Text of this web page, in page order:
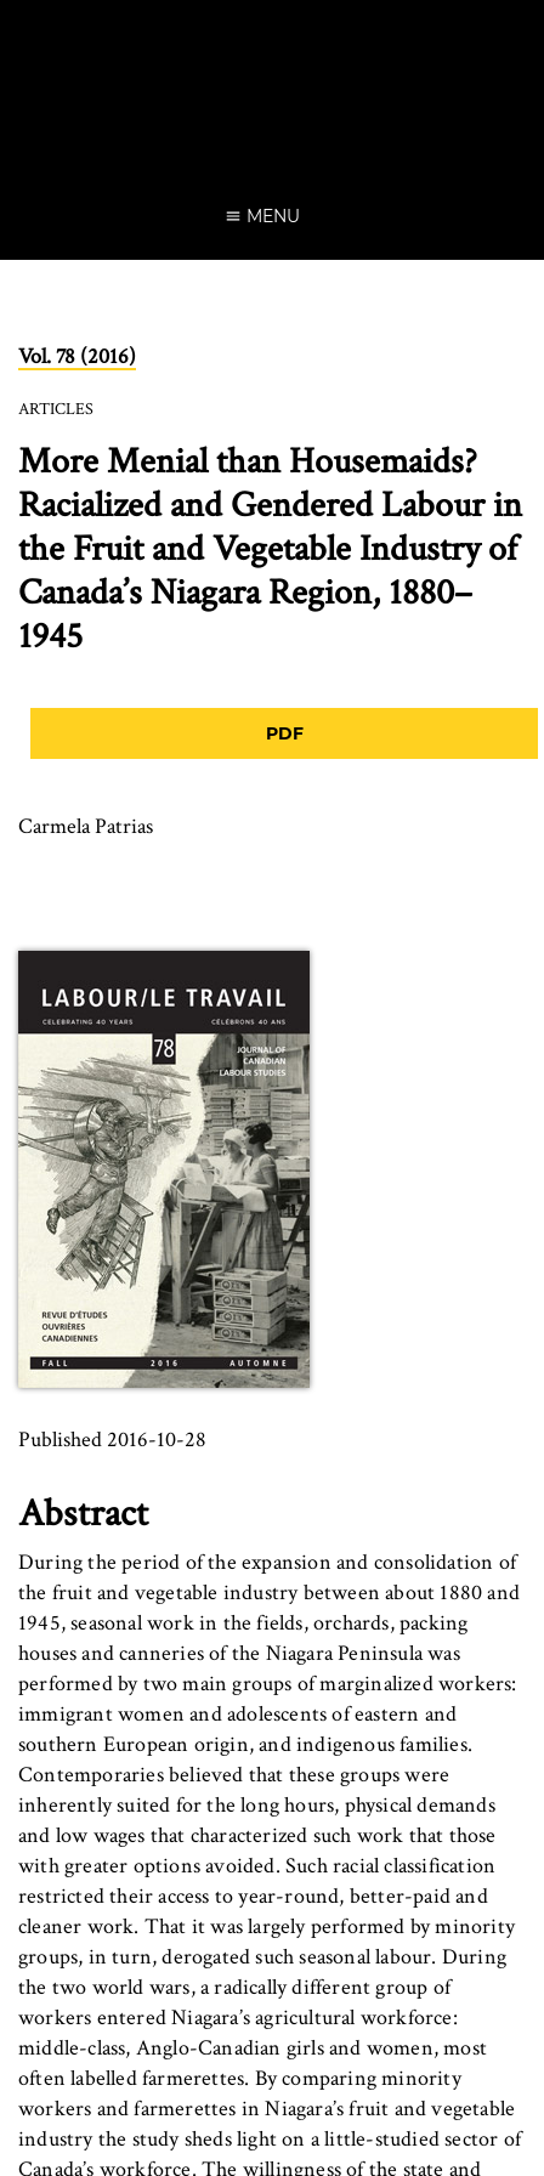
MENU
Vol. 78 (2016)
ARTICLES
More Menial than Housemaids?
Racialized and Gendered Labour in
the Fruit and Vegetable Industry of
Canada’s Niagara Region, 1880–
1945
PDF
Carmela Patrias
Published 2016-10-28
Abstract
During the period of the expansion and consolidation of
the fruit and vegetable industry between about 1880 and
1945, seasonal work in the fields, orchards, packing
houses and canneries of the Niagara Peninsula was
performed by two main groups of marginalized workers:
immigrant women and adolescents of eastern and
southern European origin, and indigenous families.
Contemporaries believed that these groups were
inherently suited for the long hours, physical demands
and low wages that characterized such work that those
with greater options avoided. Such racial classification
restricted their access to year-round, better-paid and
cleaner work. That it was largely performed by minority
groups, in turn, derogated such seasonal labour. During
the two world wars, a radically different group of
workers entered Niagara’s agricultural workforce:
middle-class, Anglo-Canadian girls and women, most
often labelled farmerettes. By comparing minority
workers and farmerettes in Niagara’s fruit and vegetable
industry the study sheds light on a little-studied sector of
Canada’s workforce. The willingness of the state and